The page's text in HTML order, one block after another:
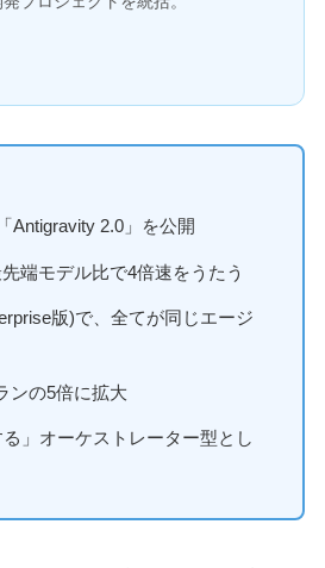
Antigravity 2.0」を公開
端モデル比で4倍速をうたう
版)で、全てが同じエージ
ンの5倍に拡大
」オーケストレーター型とし